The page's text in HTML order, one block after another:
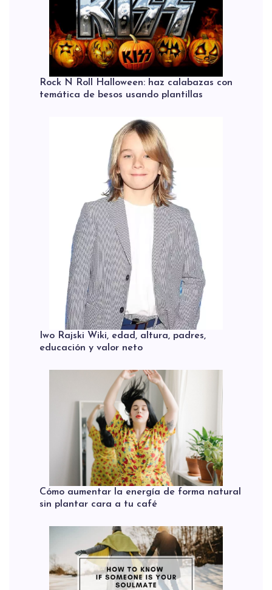
Rock N Roll Halloween: haz calabazas con
temática de besos usando plantillas
Iwo Rajski Wiki, edad, altura, padres,
educación y valor neto
Cómo aumentar la energía de forma natural
sin plantar cara a tu café